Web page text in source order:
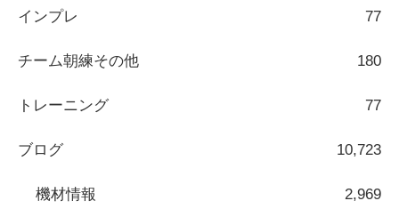
インプレ 77
チーム朝練その他 180
トレーニング 77
ブログ 10,723
機材情報 2,969